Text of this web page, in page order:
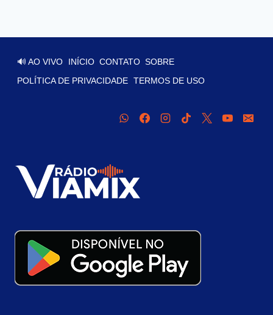
🔊 AO VIVO INÍCIO CONTATO SOBRE
POLÍTICA DE PRIVACIDADE TERMOS DE USO